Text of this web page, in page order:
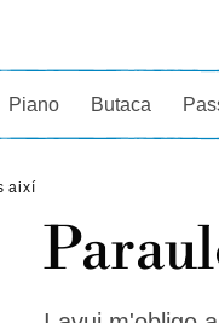
Piano Butaca
així